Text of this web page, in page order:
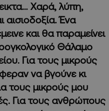
Χαρά, λύπη,
αισιοδοξία. Ένα
και θα παραμείνει
Θάλαμο
Για τους μικρούς
να βγούνε κι
τους μικρούς μου
Για τους ανθρώπους